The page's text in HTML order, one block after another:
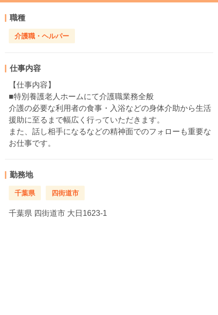
職種
介護職・ヘルパー
仕事内容
【仕事内容】
■特別養護老人ホームにて介護職業務全般
介護の必要な利用者の食事・入浴などの身体介助から生活
援助に至るまで幅広く行っていただきます。
また、話し相手になるなどの精神面でのフォローも重要な
お仕事です。
勤務地
千葉県 四街道市
千葉県 四街道市 大日1623-1